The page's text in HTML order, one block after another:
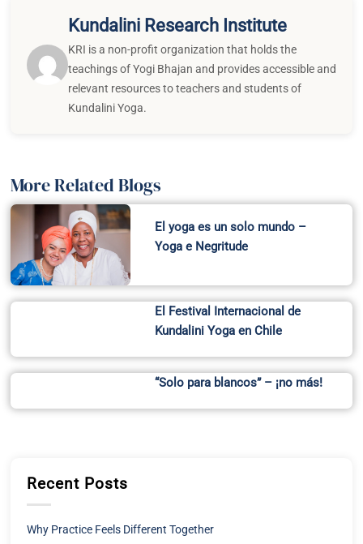
Kundalini Research Institute
KRI is a non-profit organization that holds the
teachings of Yogi Bhajan and provides accessible and
relevant resources to teachers and students of
Kundalini Yoga.
More Related Blogs
El yoga es un solo mundo –
Yoga e Negritude
El Festival Internacional de
Kundalini Yoga en Chile
“Solo para blancos” – ¡no más!
Recent Posts
Why Practice Feels Different Together